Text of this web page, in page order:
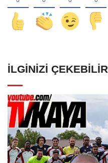
İLGINIZI ÇEKEBILIR